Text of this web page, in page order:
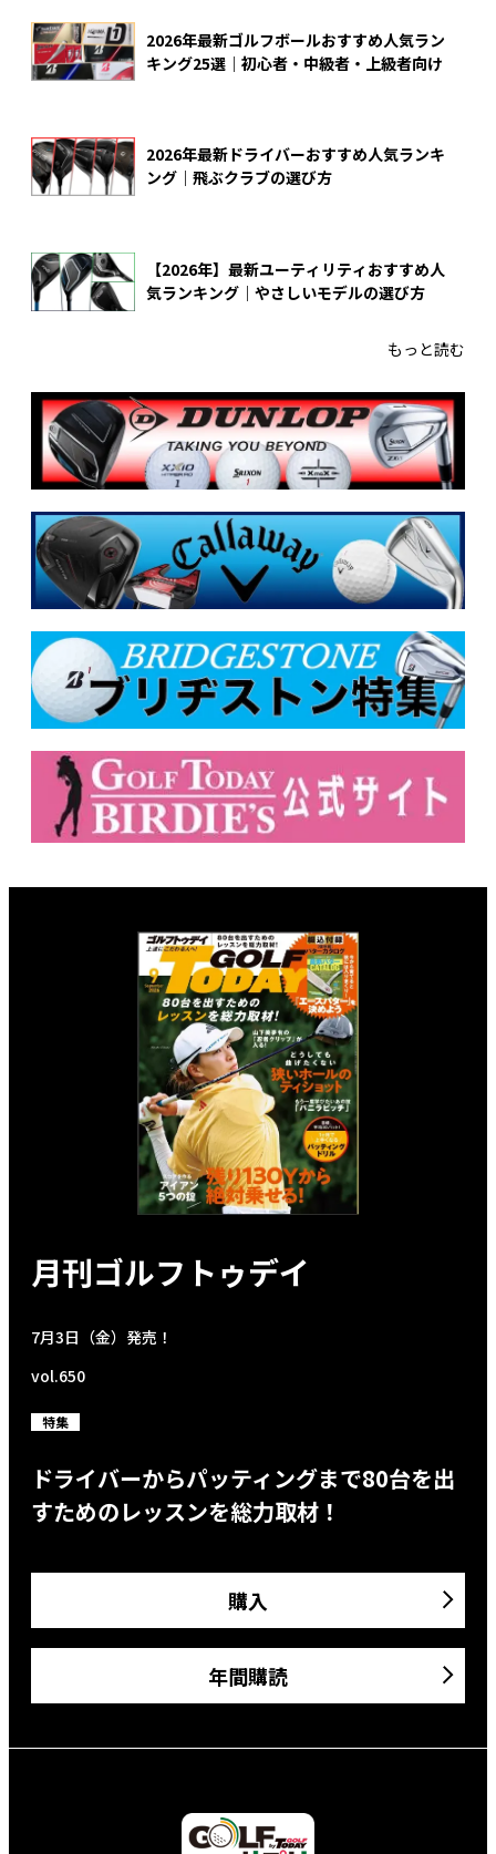
2026年最新ゴルフボールおすすめ人気ラン
キング25選｜初心者・中級者・上級者向け
2026年最新ドライバーおすすめ人気ランキ
ング｜飛ぶクラブの選び方
【2026年】最新ユーティリティおすすめ人
気ランキング｜やさしいモデルの選び方
もっと読む
月刊ゴルフトゥデイ
7月3日（金）発売！
vol.650
特集
ドライバーからパッティングまで80台を出
すためのレッスンを総力取材！
購入
年間購読